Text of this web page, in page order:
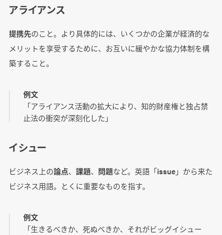
アライアンス
提携先のこと。より具体的には、いくつかの企業が経済的な
メリットを享受するために、お互いに緩やかな協力体制を構
築すること。
例文
「アライアンス活動の拡大により、知的財産権と独占禁
止法の衝突が深刻化した」
イシュー
ビジネス上の論点、 課題、 問題など。英語「issue」から来た
ビジネス用語。とくに重要なものを指す。
例文
「生きるべきか、死ぬべきか、それがビッグイシュー